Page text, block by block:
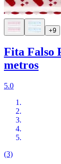
+9
Fita Falso
metros
5.0
(3)